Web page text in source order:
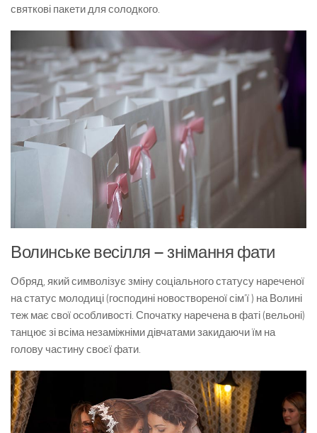
святкові пакети для солодкого.
Волинське весілля – знімання фати
Обряд, який символізує зміну соціального статусу нареченої
на статус молодиці (господині новоствореної сім’ї ) на Волині
теж має свої особливості. Спочатку наречена в фаті (вельоні)
танцює зі всіма незаміжніми дівчатами закидаючи їм на
голову частину своєї фати.